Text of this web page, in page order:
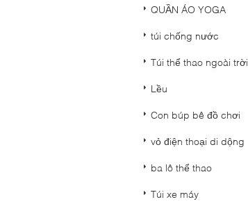
QUẦN ÁO YOGA
túi chống nước
Túi thể thao ngoài trời
Lều
Con búp bê đồ chơi
vỏ điện thoại di dộng
ba lô thể thao
Túi xe máy